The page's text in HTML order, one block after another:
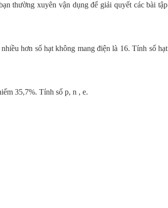
thường xuyên vận dụng để giải quyết các bài tập
hơn số hạt không mang điện là 16. Tính số hạt
35,7%. Tính số p, n , e.